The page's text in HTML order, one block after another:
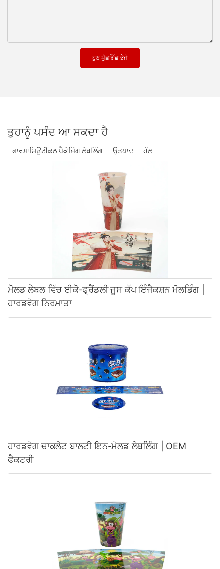
ਹੁਣ ਪੁੱਛਗਿੱਛ ਭੇਜੋ
ਤੁਹਾਨੂੰ ਪਸੰਦ ਆ ਸਕਦਾ ਹੈ
ਹੱਲ
ਉਤਪਾਦ
ਫਾਰਮਾਸਿਊਟੀਕਲ ਪੈਕੇਜਿੰਗ ਲੇਬਲਿੰਗ
ਮੋਲਡ ਲੇਬਲ ਵਿੱਚ ਈਕੋ-ਫ੍ਰੈਂਡਲੀ ਜੂਸ ਕੱਪ ਇੰਜੈਕਸ਼ਨ ਮੋਲਡਿੰਗ |
ਹਾਰਡਵੋਗ ਨਿਰਮਾਤਾ
ਹਾਰਡਵੋਗ ਚਾਕਲੇਟ ਬਾਲਟੀ ਇਨ-ਮੋਲਡ ਲੇਬਲਿੰਗ | OEM
ਫੈਕਟਰੀ